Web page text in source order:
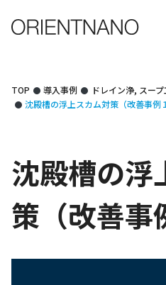
TOP 導入事例 ドレイン浄, スー
沈殿槽の浮上スカム対策（改善事例
沈殿槽の浮
策（改善事